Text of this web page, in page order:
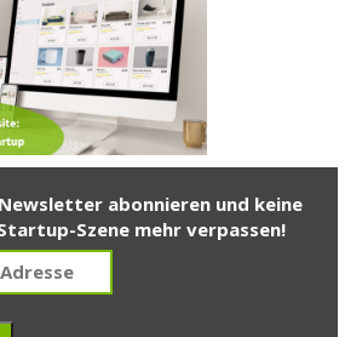
abonnieren und keine
Szene mehr verpassen!